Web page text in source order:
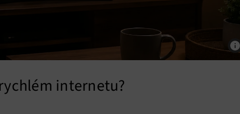
internetu?